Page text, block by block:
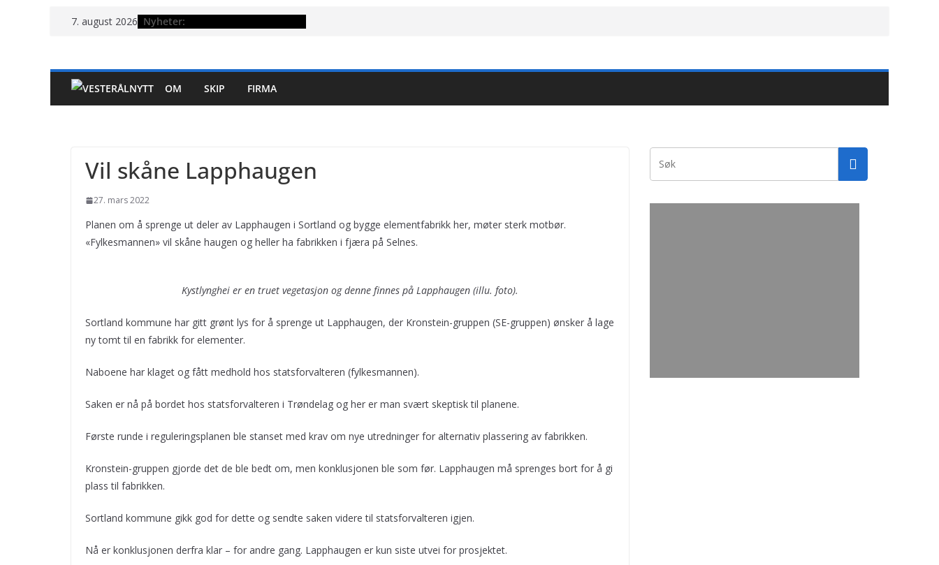
Hopp7. august 2026 Nyheter:
OM SKIP FIRMA
Vil skåne Lapphaugen
27. mars 2022
Planen om å sprenge ut deler av Lapphaugen i Sortland og bygge elementfabrikk her, møter sterk motbør.
«Fylkesmannen» vil skåne haugen og heller ha fabrikken i fjæra på Selnes.
Kystlynghei er en truet vegetasjon og denne finnes på Lapphaugen (illu. foto).
Sortland kommune har gitt grønt lys for å sprenge ut Lapphaugen, der Kronstein-gruppen (SE-gruppen) ønsker å lage
ny tomt til en fabrikk for elementer.
Naboene har klaget og fått medhold hos statsforvalteren (fylkesmannen).
Saken er nå på bordet hos statsforvalteren i Trøndelag og her er man svært skeptisk til planene.
Første runde i reguleringsplanen ble stanset med krav om nye utredninger for alternativ plassering av fabrikken.
Kronstein-gruppen gjorde det de ble bedt om, men konklusjonen ble som før. Lapphaugen må sprenges bort for å gi
plass til fabrikken.
Sortland kommune gikk god for dette og sendte saken videre til statsforvalteren igjen.
Nå er konklusjonen derfra klar – for andre gang. Lapphaugen er kun siste utvei for prosjektet.